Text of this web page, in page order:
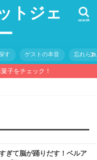
トジェ
search
す ゲストの本音 忘れら
子をチェック！
ぎて脳が踊りだす！ベルア